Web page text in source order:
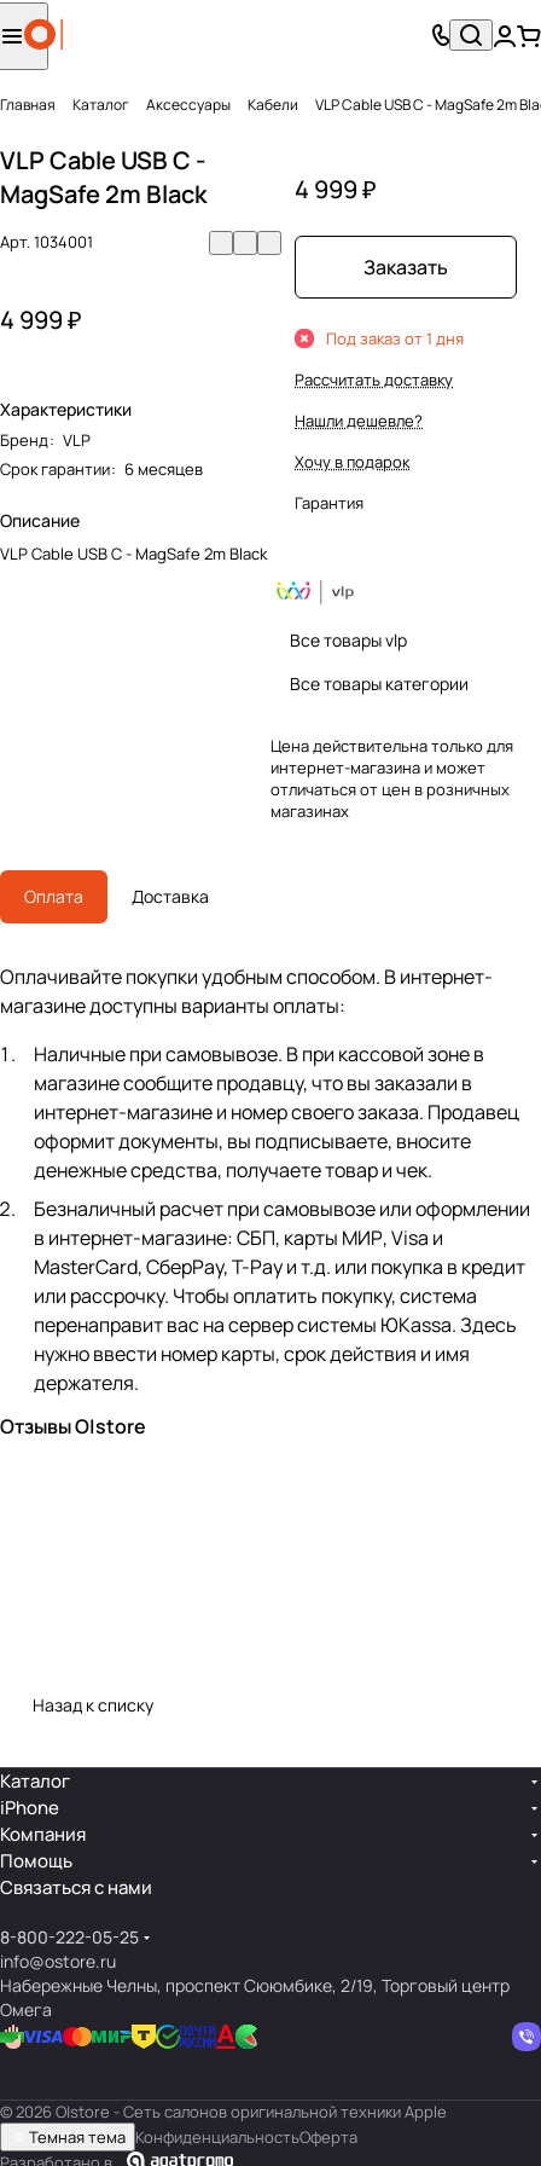
Главная Каталог Аксесcуары Кабели VLP Cable USB C - MagSafe 2m
VLP Cable USB C -
MagSafe 2m Black
Арт.1034001
4 999 ₽
Характеристики
Бренд: VLP
Срок гарантии: 6 месяцев
Описание
VLP Cable USB C - MagSafe 2m Black
4 999 ₽
Заказать
Под заказ от 1 дня
Рассчитать доставку
Нашли дешевле?
Хочу в подарок
Гарантия
Все товары vlp
Все товары категории
Цена действительна только для
интернет-магазина и может
отличаться от цен в розничных
магазинах
Оплата Доставка
Оплачивайте покупки удобным способом. В интернет-
магазине доступны варианты оплаты:
Наличные при самовывозе. В при кассовой зоне в
магазине сообщите продавцу, что вы заказали в
интернет-магазине и номер своего заказа. Продавец
оформит документы, вы подписываете, вносите
денежные средства, получаете товар и чек.
Безналичный расчет при самовывозе или оформлении
в интернет-магазине: СБП, карты МИР, Visa и
MasterCard, СберPay, Т-Pay и т.д. или покупка в кредит
или рассрочку. Чтобы оплатить покупку, система
перенаправит вас на сервер системы ЮKassa. Здесь
нужно ввести номер карты, срок действия и имя
держателя.
Отзывы O|store
Назад к списку
Каталог
iPhone
Компания
Помощь
Связаться с нами
8-800-222-05-25
info@ostore.ru
Набережные Челны, проспект Сююмбике, 2/19, Торговый центр
Омега
© 2026 O|store - Сеть салонов оригинальной техники Apple
Темная тема КонфиденциальностьОферта